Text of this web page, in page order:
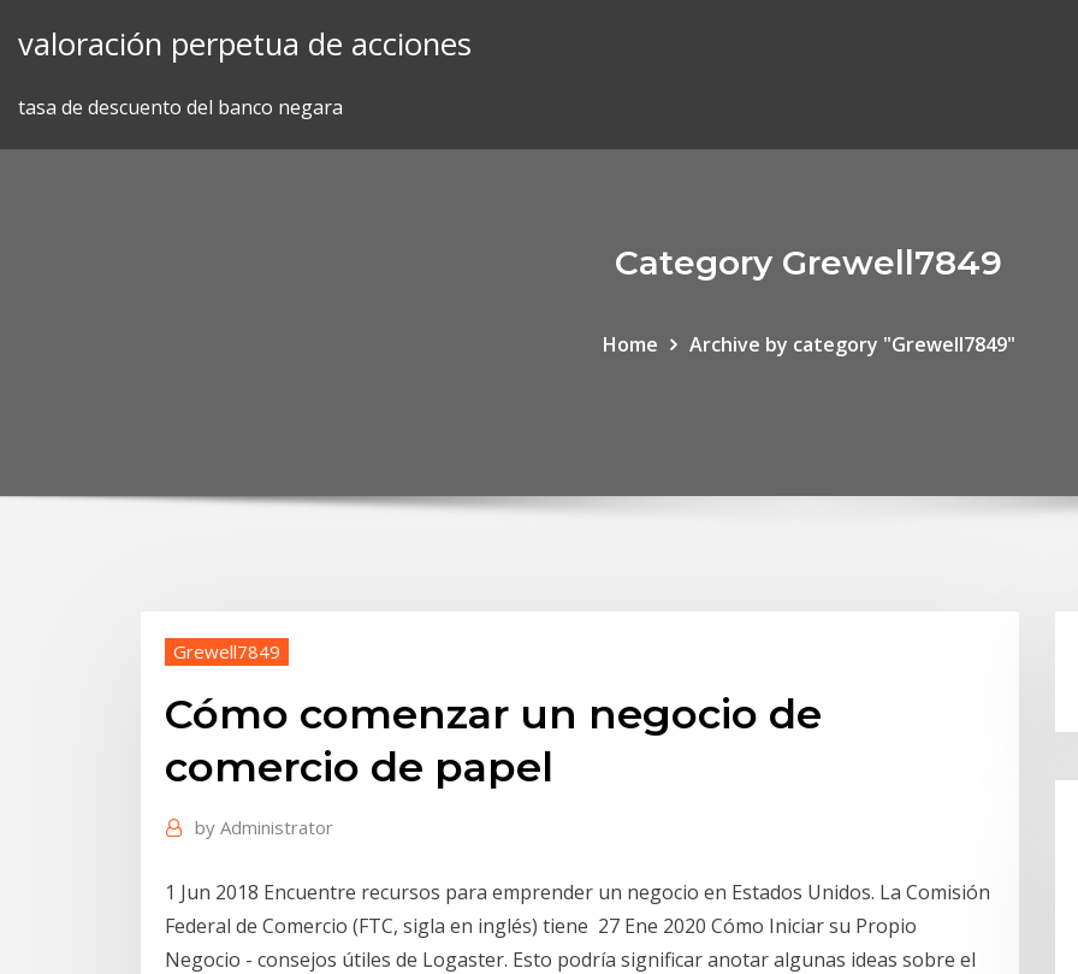
valoración perpetua de acciones
tasa de descuento del banco negara
Category Grewell7849
Home Archive by category "Grewell7849"
Grewell7849
Cómo comenzar un negocio de
comercio de papel
by Administrator
1 Jun 2018 Encuentre recursos para emprender un negocio en Estados Unidos. La Comisión
Federal de Comercio (FTC, sigla en inglés) tiene 27 Ene 2020 Cómo Iniciar su Propio
Negocio - consejos útiles de Logaster. Esto podría significar anotar algunas ideas sobre el